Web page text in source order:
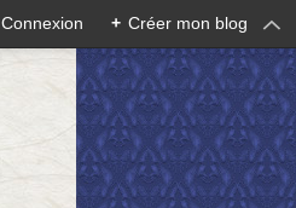
Connexion + Créer mon blog